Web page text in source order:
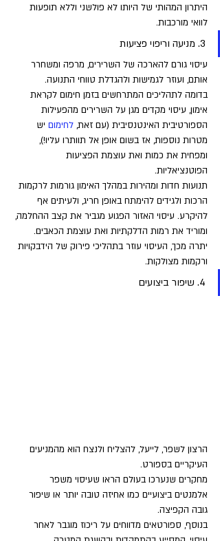
היתרון המהותי של היותו לא פולשני וללא תופעות
לוואי מורכבות.
3. מניעה וריפוי פציעות
עיסוי גורם להארכה של השרירים, מרפה ומשחרר
אותם, ועוזר לגמישות ולהגדלת טווחי התנועה.
בדומה לתהליכים המתרחשים בזמן חימום לקראת
אימון, עיסוי מקדים מגן על השרירים מהפעילות
הספורטיבית האינטנסיבית (עם זאת, לחימום יש
מטרות נוספות, אז בשום אופן אל תוותרו עליו!),
ומפחית את כמות ואת עוצמת הפציעות
הפוטנציאליות.
תנועות חדות ומהירות במהלך האימון גורמות לרקמות
הרכות ולגידים להימתח באופן חריג, ולעיתים אף
להיקרע. עיסוי האזור הפגוע מגביר את קצב ההחלמה,
ומוריד את רמות הדלקתיות ואת עוצמת הכאבים.
יתרה מכך, העיסוי עוזר בתהליכי פירוק של הידבקויות
ורקמות מצולקות.
4. שיפור ביצועים
הרצון לשפר, לייעל, להצליח ולנצח הוא מהמניעים
העיקריים בספורט.
מחקרים שנערכו בעולם הראו שעיסוי משפר
אלמנטים ביצועיים כמו אחיזה טובה יותר או שיפור
גובה הקפיצה.
בנוסף, ספורטאים מדווחים על ריכוז מוגבר לאחר